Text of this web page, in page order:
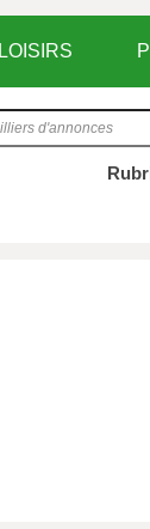
LOISIRS